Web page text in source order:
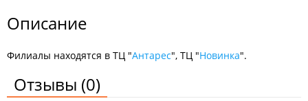
Описание
Филиалы находятся в ТЦ "Антарес", ТЦ "Новинка".
Отзывы (0)